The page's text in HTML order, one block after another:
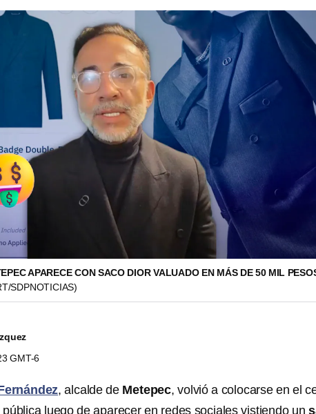
APARECE CON SACO DIOR VALUADO EN MÁS DE 50 MIL
SDPNOTICIAS)
GMT-6
, alcalde de Metepec, volvió a colocarse en el
luego de aparecer en redes sociales vistiendo un